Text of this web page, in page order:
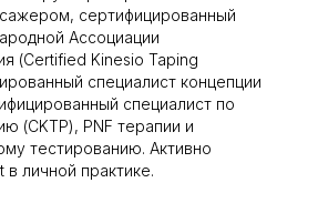
сертифицированный
Ассоциации
(Certified Kinesio Taping
специалист концепции
специалист по
(CKTP), PNF терапии и
тестированию. Активно
личной практике.